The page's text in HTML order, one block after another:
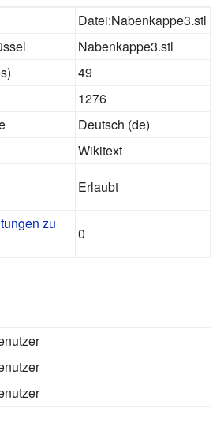
Datei:Nabenkappe3.stl
Nabenkappe3.stl
49
1276
Deutsch (de)
Wikitext
Erlaubt
zu
0